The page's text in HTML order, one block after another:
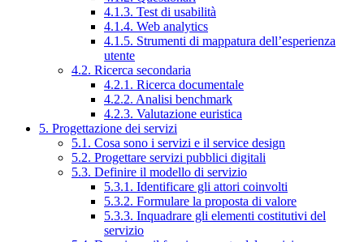
4.1.3. Test di usabilità
4.1.4. Web analytics
4.1.5. Strumenti di mappatura dell’esperienza
utente
4.2. Ricerca secondaria
4.2.1. Ricerca documentale
4.2.2. Analisi benchmark
4.2.3. Valutazione euristica
5. Progettazione dei servizi
5.1. Cosa sono i servizi e il service design
5.2. Progettare servizi pubblici digitali
5.3. Definire il modello di servizio
5.3.1. Identificare gli attori coinvolti
5.3.2. Formulare la proposta di valore
5.3.3. Inquadrare gli elementi costitutivi del
servizio